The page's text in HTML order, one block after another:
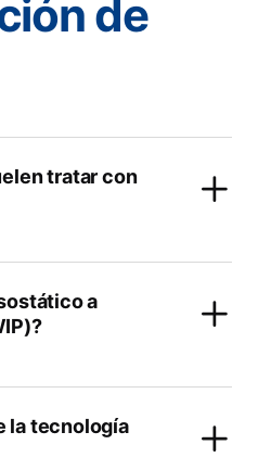
de
tratar con
a
la tecnología